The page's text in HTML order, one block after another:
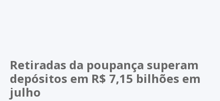
Retiradas da poupança superam
depósitos em R$ 7,15 bilhões em
julho